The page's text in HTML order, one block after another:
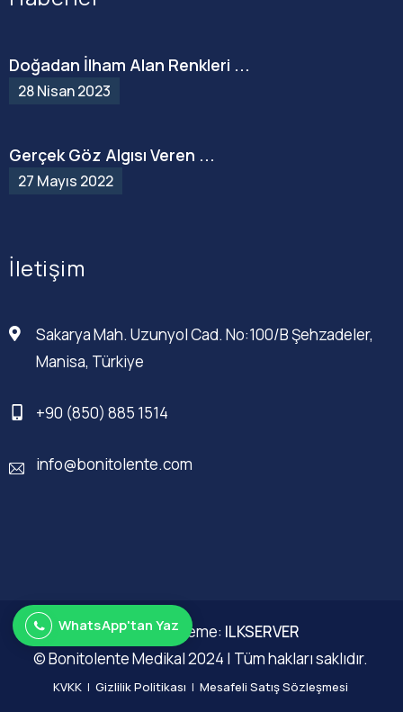
Doğadan İlham Alan Renkleri ...
28 Nisan 2023
Gerçek Göz Algısı Veren ...
27 Mayıs 2022
İletişim
Sakarya Mah. Uzunyol Cad. No:100/B Şehzadeler,
Manisa, Türkiye
+90 (850) 885 1514
info@bonitolente.com
Web Düzenleme: ILKSERVER
© Bonitolente Medikal 2024 | Tüm hakları saklıdır.
KVKK| Gizlilik Politikası | Mesafeli Satış Sözleşmesi
WhatsApp'tan Yaz